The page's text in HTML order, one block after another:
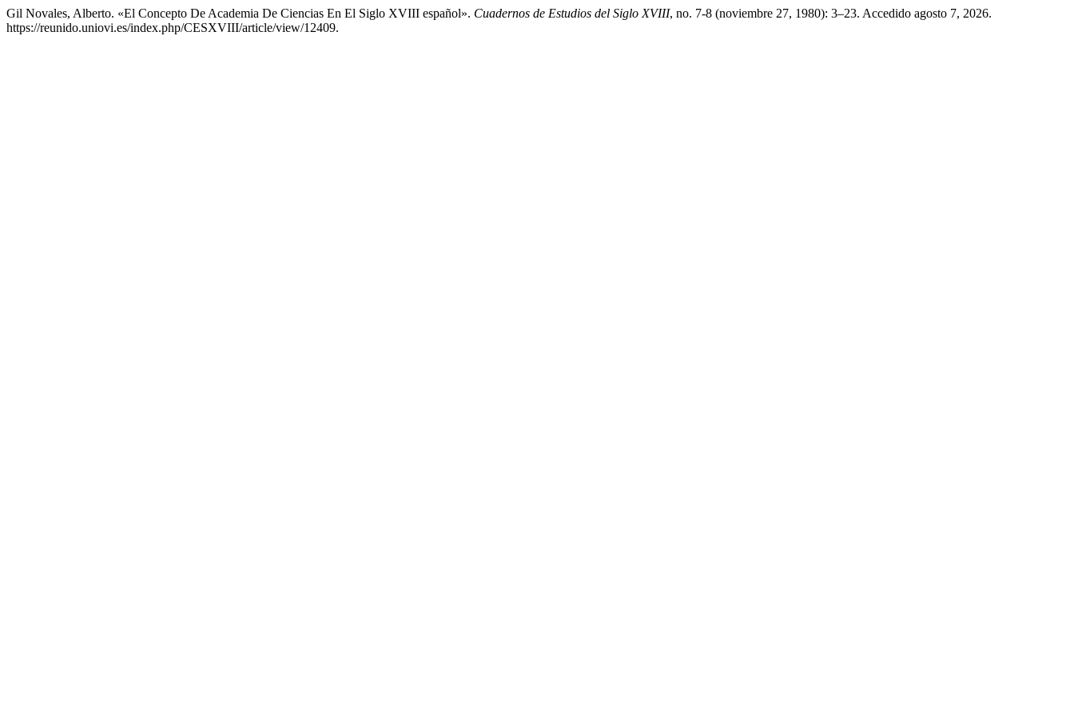
Gil Novales, Alberto. «El Concepto De Academia De Ciencias En El Siglo XVIII español». Cuadernos de Estudios del Siglo XVIII, no. 7-8 (noviembre 27, 1980): 3–23. Accedido agosto 7, 2026.
https://reunido.uniovi.es/index.php/CESXVIII/article/view/12409.